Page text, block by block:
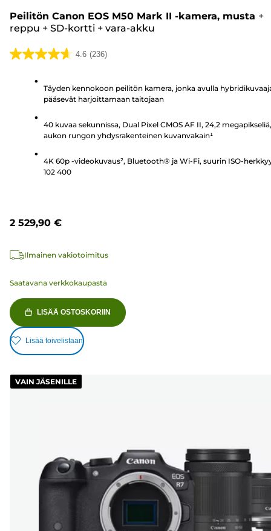
Peilitön Canon EOS M50 Mark II -kamera, musta +
reppu + SD-kortti + vara-akku
4.6 (236)
4.6/5
arvostelua
Täyden kennokoon peilitön kamera, jonka avulla
pääsevät harjoittamaan taitojaan
40 kuvaa sekunnissa, Dual Pixel CMOS AF II, 24,2
aukon rungon yhdysrakenteinen kuvanvakain¹
4K 60p -videokuvaus², Bluetooth® ja Wi-Fi, suurin ISO-
102 400
2 529,90 €
Ilmainen vakiotoimitus
Saatavana verkkokaupasta
LISÄÄ OSTOSKORIIN
Lisää toivelistaan
VAIN JÄSENILLE